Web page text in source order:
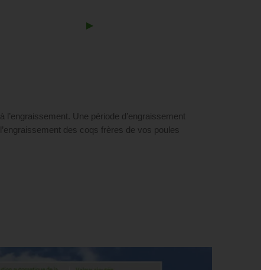
Next
▶︎
l’engraissement. Une période d’engraissement
des coqs frères de vos poules